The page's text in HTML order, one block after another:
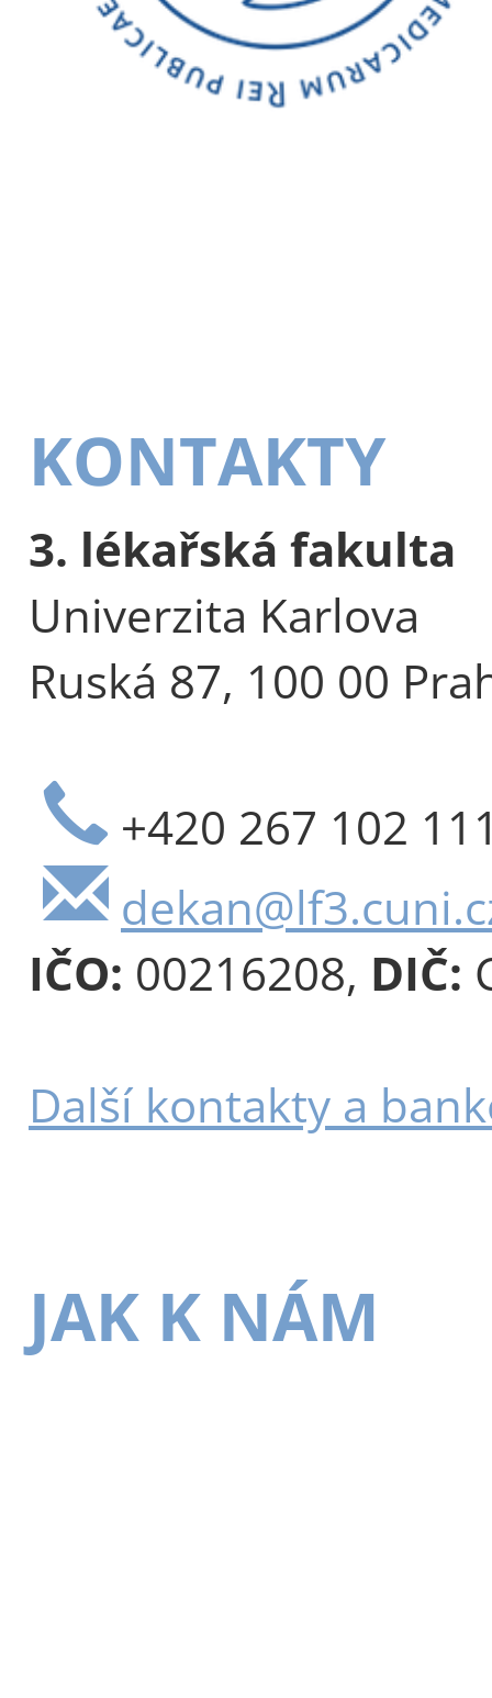
KONTAKTY
3. lékařská fakulta
Univerzita Karlova
Ruská 87, 100 00
+420 267 102
IČO: 00216208, DIČ:
Další kontakty a
JAK K NÁM